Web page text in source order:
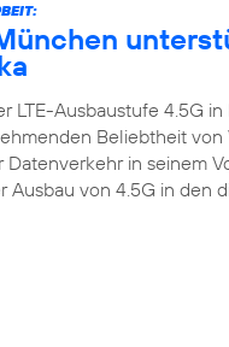
LTE-Ausbaustufe 4.5G
Beliebtheit
in seinem
Ausbau von 4.5G in den